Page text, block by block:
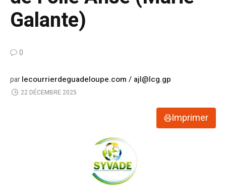
Galante)
0
parlecourrierdeguadeloupe.com / ajl@lcg.gp
22 DÉCEMBRE 2025
Imprimer